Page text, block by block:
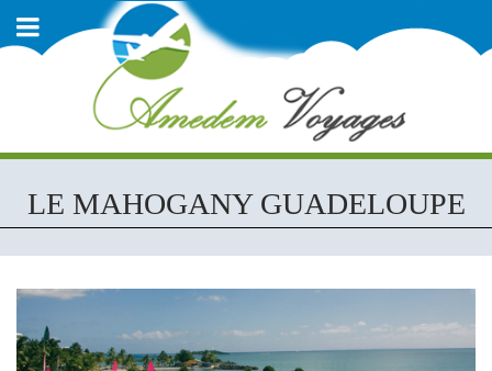
LE MAHOGANY GUADELOUPE